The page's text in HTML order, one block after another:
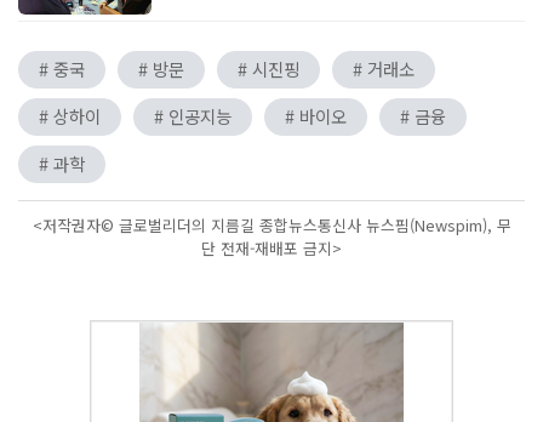
# 중국 # 방문 # 시진핑
# 거래소
# 상하이
# 인공지능 # 바이오
# 금융
# 과학
<저작권자© 글로벌리더의 지름길 종합뉴스통신사 뉴스핌(Newspim), 무
단 전재-재배포 금지>